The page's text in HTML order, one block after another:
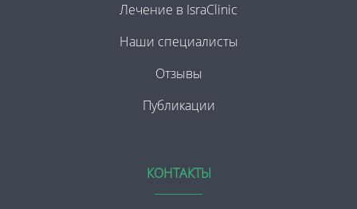
Лечение в IsraClinic
Наши специалисты
Отзывы
Публикации
КОНТАКТЫ